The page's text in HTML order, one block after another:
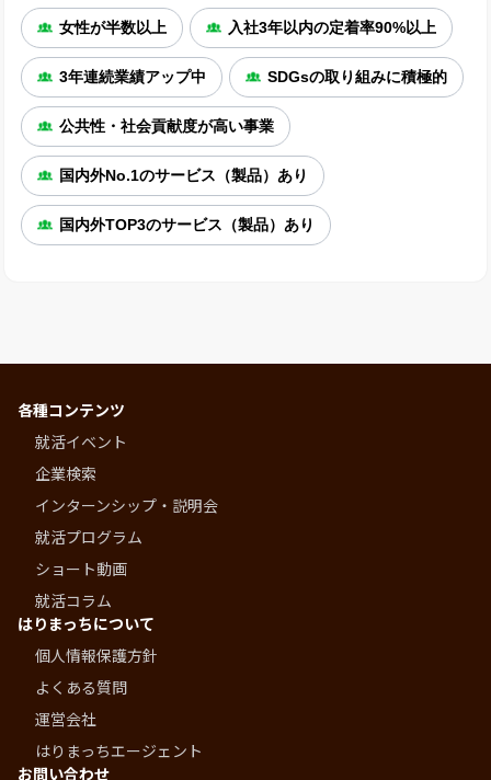
女性が半数以上 入社3年以内の定着率90%以上
3年連続業績アップ中 SDGsの取り組みに積極的
公共性・社会貢献度が高い事業
国内外No.1のサービス（製品）あり
国内外TOP3のサービス（製品）あり
各種コンテンツ
就活イベント
企業検索
インターンシップ・説明会
就活プログラム
ショート動画
就活コラム
はりまっちについて
個人情報保護方針
よくある質問
運営会社
はりまっちエージェント
お問い合わせ